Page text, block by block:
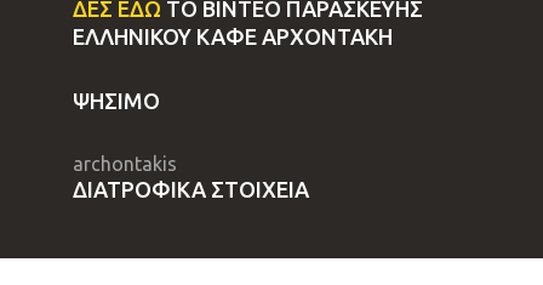
ΔΕΣ ΕΔΩ ΤΟ ΒΙΝΤΕΟ ΠΑΡΑΣΚΕΥΗΣ
ΕΛΛΗΝΙΚΟΥ ΚΑΦΕ ΑΡΧΟΝΤΑΚΗ
ΨΗΣΙΜΟ
archontakis
ΔΙΑΤΡΟΦΙΚΑ ΣΤΟΙΧΕΙΑ